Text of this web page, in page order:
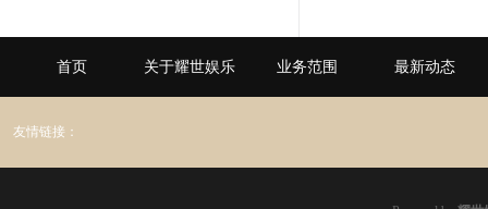
首页 关于耀世娱乐 业务范围 最新动态
友情链接：